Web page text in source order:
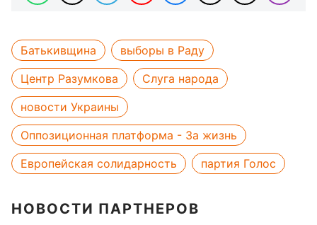
Батькивщина
выборы в Раду
Центр Разумкова
Слуга народа
новости Украины
Оппозиционная платформа - За жизнь
Европейская солидарность
партия Голос
НОВОСТИ ПАРТНЕРОВ